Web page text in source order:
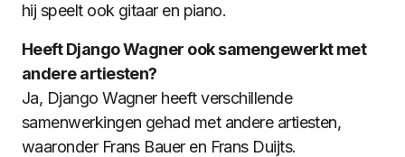
hij speelt ook gitaar en piano.
Heeft Django Wagner ook samengewerkt met
andere artiesten?
Ja, Django Wagner heeft verschillende
samenwerkingen gehad met andere artiesten,
waaronder Frans Bauer en Frans Duijts.